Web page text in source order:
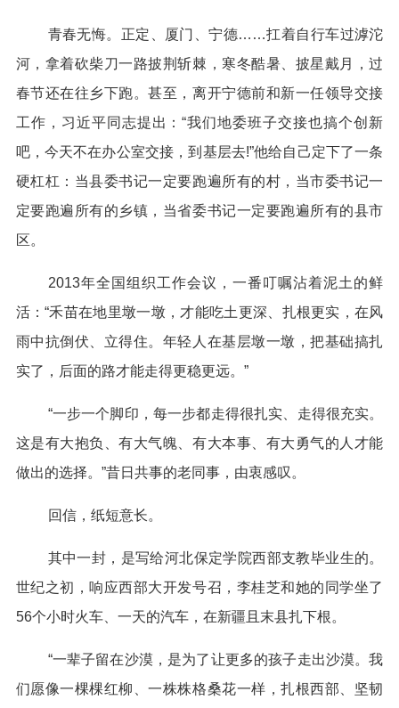
青春无悔。正定、厦门、宁德……扛着自行车过滹沱
河，拿着砍柴刀一路披荆斩棘，寒冬酷暑、披星戴月，过
春节还在往乡下跑。甚至，离开宁德前和新一任领导交接
工作，习近平同志提出：“我们地委班子交接也搞个创新
吧，今天不在办公室交接，到基层去!”他给自己定下了一条
硬杠杠：当县委书记一定要跑遍所有的村，当市委书记一
定要跑遍所有的乡镇，当省委书记一定要跑遍所有的县市
区。
2013年全国组织工作会议，一番叮嘱沾着泥土的鲜
活：“禾苗在地里墩一墩，才能吃土更深、扎根更实，在风
雨中抗倒伏、立得住。年轻人在基层墩一墩，把基础搞扎
实了，后面的路才能走得更稳更远。”
“一步一个脚印，每一步都走得很扎实、走得很充实。
这是有大抱负、有大气魄、有大本事、有大勇气的人才能
做出的选择。”昔日共事的老同事，由衷感叹。
回信，纸短意长。
其中一封，是写给河北保定学院西部支教毕业生的。
世纪之初，响应西部大开发号召，李桂芝和她的同学坐了
56个小时火车、一天的汽车，在新疆且末县扎下根。
“一辈子留在沙漠，是为了让更多的孩子走出沙漠。我
们愿像一棵棵红柳、一株株格桑花一样，扎根西部、坚韧